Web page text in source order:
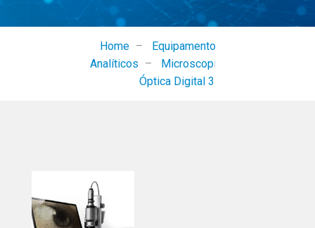
Home –
Equipamentos
Analíticos –
Microscopia
Óptica Digital 3D